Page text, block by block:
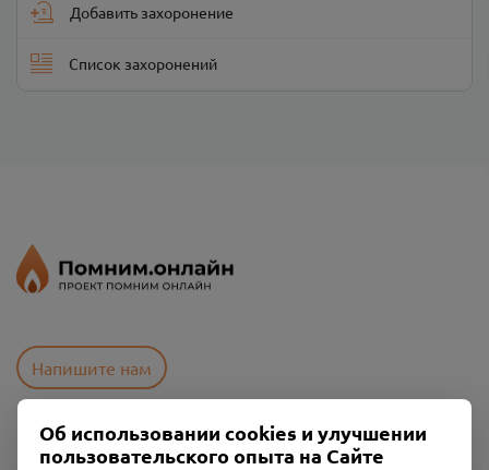
Добавить захоронение
Список захоронений
Напишите нам
Пользовательское соглашение
Об использовании cookies и улучшении
пользовательского опыта на Сайте